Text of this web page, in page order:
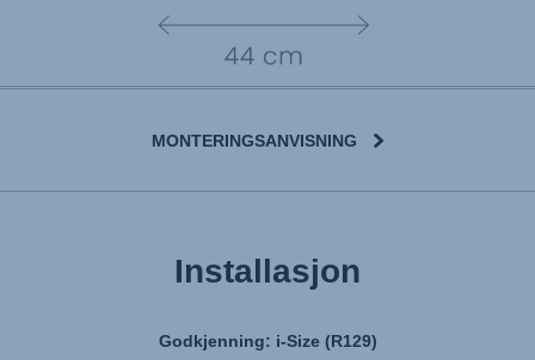
MONTERINGSANVISNING
Installasjon
Godkjenning: i-Size (R129)